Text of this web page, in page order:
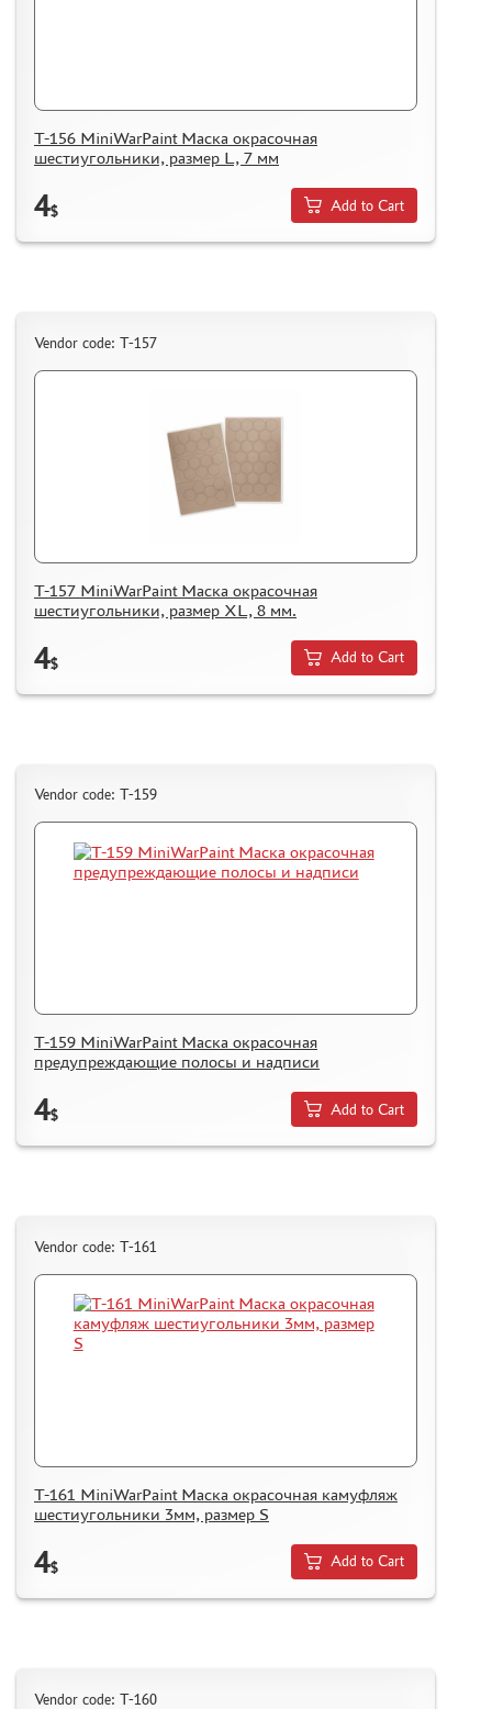
T-156 MiniWarPaint Маска окрасочная
шестиугольники, размер L, 7 мм
4$ Add to Cart
Vendor code: T-157
T-157 MiniWarPaint Маска окрасочная
шестиугольники, размер XL, 8 мм.
4$ Add to Cart
Vendor code: T-159
T-159 MiniWarPaint Маска окрасочная
предупреждающие полосы и надписи
4$ Add to Cart
Vendor code: T-161
T-161 MiniWarPaint Маска окрасочная камуфляж
шестиугольники 3мм, размер S
4$ Add to Cart
Vendor code: T-160